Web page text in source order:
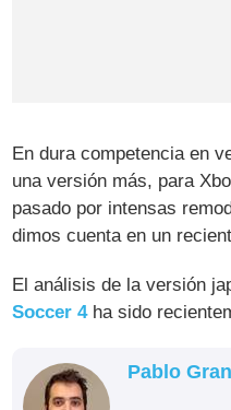
En dura competencia en
una versión más, para
pasado por intensas
dimos cuenta en un
El análisis de la versión
Soccer 4ha sido
Pablo